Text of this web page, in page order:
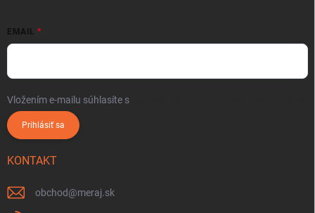
EMAIL
Vložením e-mailu súhlasíte s
Prihlásiť sa
KONTAKT
obchod@meraj.sk